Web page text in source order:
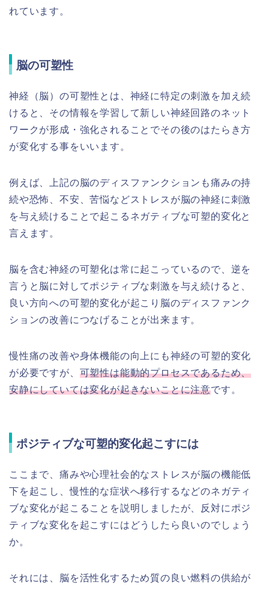
れています。
脳の可塑性
神経（脳）の可塑性とは、神経に特定の刺激を加え続
けると、その情報を学習して新しい神経回路のネット
ワークが形成・強化されることでその後のはたらき方
が変化する事をいいます。
例えば、上記の脳のディスファンクションも痛みの持
続や恐怖、不安、苦悩などストレスが脳の神経に刺激
を与え続けることで起こるネガティブな可塑的変化と
言えます。
脳を含む神経の可塑化は常に起こっているので、逆を
言うと脳に対してポジティブな刺激を与え続けると、
良い方向への可塑的変化が起こり脳のディスファンク
ションの改善につなげることが出来ます。
慢性痛の改善や身体機能の向上にも神経の可塑的変化
が必要ですが、 可塑性は能動的プロセスであるため、
安静にしていては変化が起きないことに注意です。
ポジティブな可塑的変化起こすには
ここまで、痛みや心理社会的なストレスが脳の機能低
下を起こし、慢性的な症状へ移行するなどのネガティ
ブな変化が起こることを説明しましたが、反対にポジ
ティブな変化を起こすにはどうしたら良いのでしょう
か。
それには、脳を活性化するため質の良い燃料の供給が